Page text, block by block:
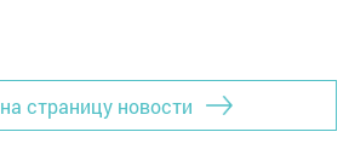
страницу новости